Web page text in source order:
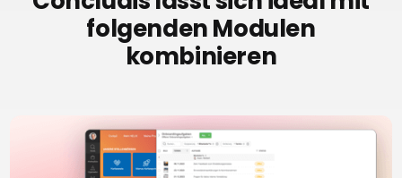
folgenden Modulen
kombinieren